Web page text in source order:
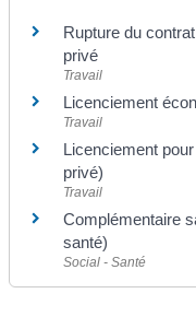
Rupture du
privé
Travail
Licenciement
Travail
Licenciement
privé)
Travail
Complémentaire
santé)
Social - Santé